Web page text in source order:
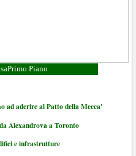
Primo Piano
ad aderire al Patto della Mecca'
Alexandrova a Toronto
e infrastrutture